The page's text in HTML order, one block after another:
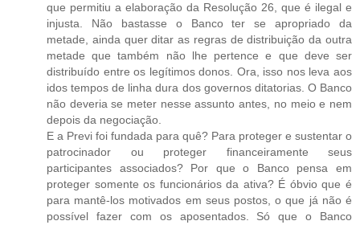
que permitiu a elaboração da Resolução 26, que é ilegal e
injusta. Não bastasse o Banco ter se apropriado da
metade, ainda quer ditar as regras de distribuição da outra
metade que também não lhe pertence e que deve ser
distribuído entre os legítimos donos. Ora, isso nos leva aos
idos tempos de linha dura dos governos ditatorias. O Banco
não deveria se meter nesse assunto antes, no meio e nem
depois da negociação.
E a Previ foi fundada para quê? Para proteger e sustentar o
patrocinador ou proteger financeiramente seus
participantes associados? Por que o Banco pensa em
proteger somente os funcionários da ativa? É óbvio que é
para mantê-los motivados em seus postos, o que já não é
possível fazer com os aposentados. Só que o Banco